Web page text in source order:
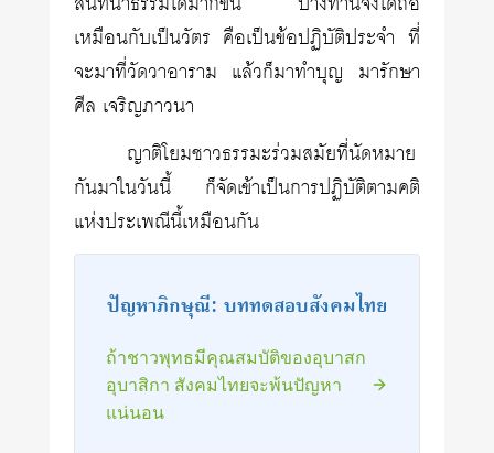
เหมือนกับเป็นวัตร คือเป็นข้อปฏิบัติประจำ ที่
จะมาที่วัดวาอาราม แล้วก็มาทำบุญ มารักษา
ศีล เจริญภาวนา
ญาติโยมชาวธรรมะร่วมสมัยที่นัดหมาย
กันมาในวันนี้ ก็จัดเข้าเป็นการปฏิบัติตามคติ
แห่งประเพณีนี้เหมือนกัน
ปัญหาภิกษุณี: บททดสอบสังคมไทย
ถ้าชาวพุทธมีคุณสมบัติของอุบาสก
อุบาสิกา สังคมไทยจะพ้นปัญหา
แน่นอน